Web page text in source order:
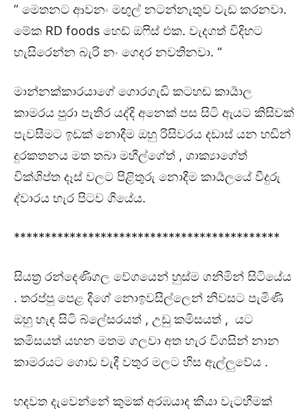
” මෙතනට ආවනං මඟුල් නටන්නැතුව වැඩ කරනවා.
මේක RD foods හෙඩ් ඔෆිස් එක. වැදගත් විදිහට
හැසිරෙන්න බැරි නං ගෙදර නවතිනවා. “
මාන්නක්කාරයාගේ ගොරගැඬි කටහඬ කාර්‍යාල
කාමරය පුරා පැතිර යද්දි අනෙක් පස සිටි ඇයට කිසිවක්
පැවසීමට ඉඩක් නොදීම ඔහු රිසිවරය දඩාස් යන හඬින්
දුරකතනය මත තබා මහීල්ගේත් , ශාක්‍යාගේත්
වික්ශිප්ත දෑස් වලට පිළිතුරු නොදීම කාර්‍යලයේ වීදුරු
ද්වාරය හැර පිටව ගියේය.
*******************************************
සියත්‍ර රන්දෙණිගල වේගයෙන් හුස්ම ගනිමින් සිටියේය
. තරප්පු පෙළ දිගේ නොඉවසිල්ලෙන් නිවසට පැමිණි
ඔහු හැඳ සිටි බ්ලේසරයත් , උඩු කමිසයත් , යට
කමිසයත් යහන මතම ගලවා අත හැර විගසින් නාන
කාමරයට ගොඩ වැදී වතුර මලට හිස ඇල්ලුවේය .
හදවත දැවෙන්නේ කුමක් අරඹයාද කියා වැටහීමක්